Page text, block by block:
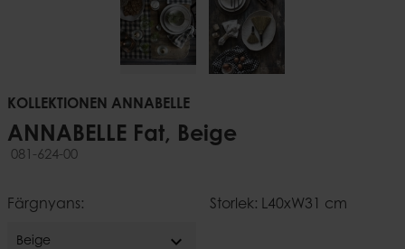
KOLLEKTIONEN ANNABELLE
ANNABELLE Fat, Beige
081-624-00
Färgnyans:
Beige expand_more
Storlek: L40xW31 cm